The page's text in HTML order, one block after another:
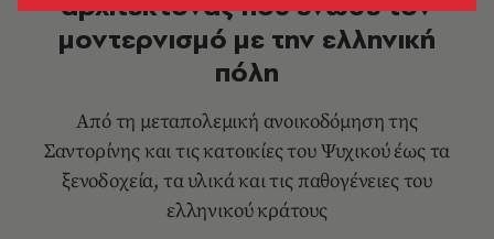
μοντερνισμό με την ελληνική
πόλη
Από τη μεταπολεμική ανοικοδόμηση της
Σαντορίνης και τις κατοικίες του Ψυχικού έως τα
ξενοδοχεία, τα υλικά και τις παθογένειες του
ελληνικού κράτους